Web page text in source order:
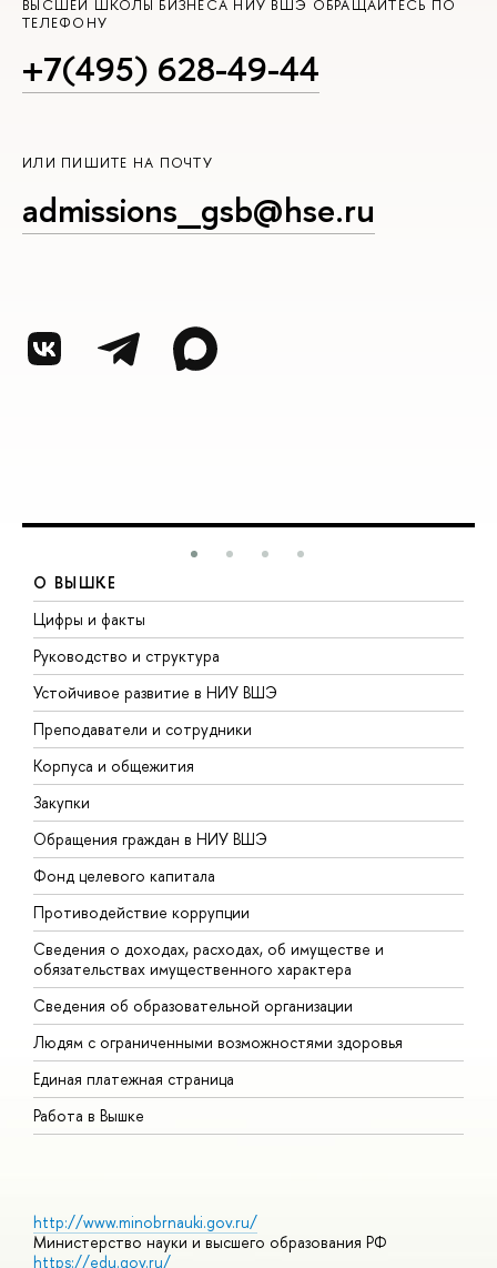
ВЫСШЕЙ ШКОЛЫ БИЗНЕСА НИУ ВШЭ ОБРАЩАЙТЕСЬ ПО
ТЕЛЕФОНУ
+7(495) 628-49-44
ИЛИ ПИШИТЕ НА ПОЧТУ
admissions_gsb@hse.ru
О ВЫШКЕ
Цифры и факты
Руководство и структура
Устойчивое развитие в НИУ ВШЭ
Преподаватели и сотрудники
Корпуса и общежития
Закупки
Обращения граждан в НИУ ВШЭ
Фонд целевого капитала
Противодействие коррупции
Сведения о доходах, расходах, об имуществе и
обязательствах имущественного характера
Сведения об образовательной организации
Людям с ограниченными возможностями здоровья
Единая платежная страница
Работа в Вышке
http://www.minobrnauki.gov.ru/
Министерство науки и высшего образования РФ
https://edu.gov.ru/